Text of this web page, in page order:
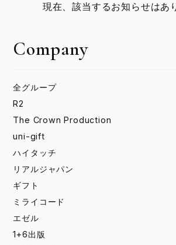
Company
全グループ
R2
The Crown Production
uni-gift
ハイタッチ
リアルジャパン
ギフト
ミライコード
エゼル
1+6出版
現在、該当するお知らせはあ